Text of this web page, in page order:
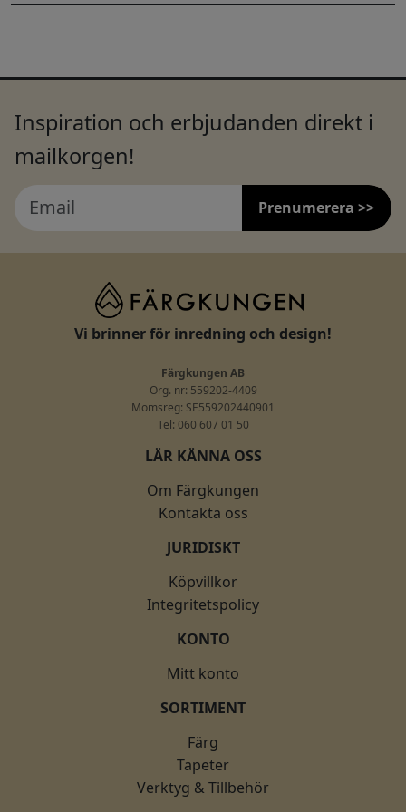
Inspiration och erbjudanden direkt i
mailkorgen!
Prenumerera >>
Vi brinner för inredning och design!
Färgkungen AB
Org. nr: 559202-4409
Momsreg: SE559202440901
Tel: 060 607 01 50
LÄR KÄNNA OSS
Om Färgkungen
Kontakta oss
JURIDISKT
Köpvillkor
Integritetspolicy
KONTO
Mitt konto
SORTIMENT
Färg
Tapeter
Verktyg & Tillbehör